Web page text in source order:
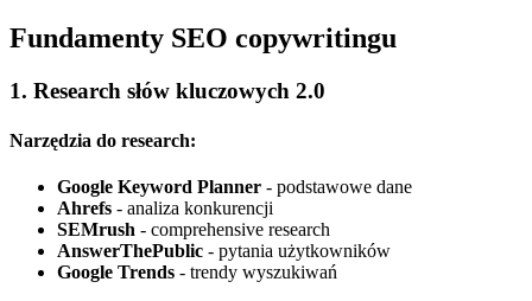
Fundamenty SEO copywritingu
1. Research słów kluczowych 2.0
Narzędzia do research:
Google Keyword Planner - podstawowe dane
Ahrefs - analiza konkurencji
SEMrush - comprehensive research
AnswerThePublic - pytania użytkowników
Google Trends - trendy wyszukiwań